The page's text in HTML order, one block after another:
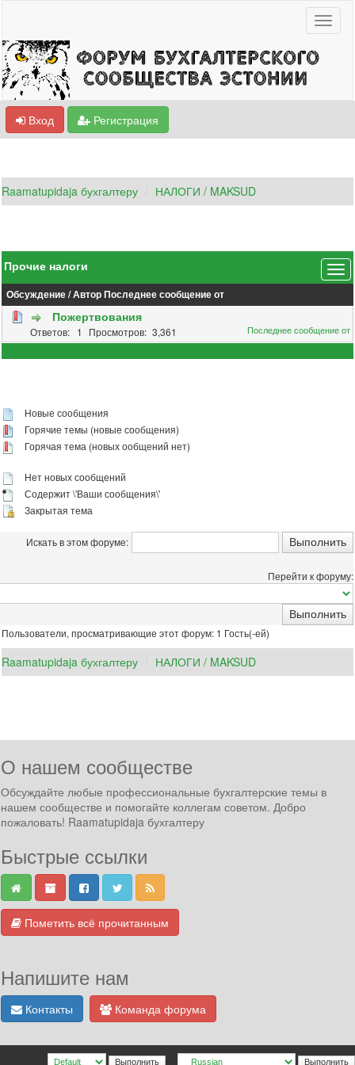
Вход Регистрация
Raamatupidaja бухгалтеру НАЛОГИ / MAKSUD
Прочие налоги
Обсуждение/АвторПоследнее сообщение от
Пожертвования
1 3,361
Новые сообщения
Горячие темы (новые сообщения)
Горячая тема (новых ообщений нет)
Нет новых сообщений
Содержит \'Ваши сообщения\'
Закрытая тема
Искать в этом форуме:
Перейти к форуму:
Пользователи, просматривающие этот форум: 1 Гость(-ей)
Raamatupidaja бухгалтеру НАЛОГИ / MAKSUD
О нашем сообществе
Обсуждайте любые профессиональные бухгалтерские темы в
нашем сообществе и помогайте коллегам советом. Добро
пожаловать! Raamatupidaja бухгалтеру
Быстрые ссылки
Пометить всё прочитанным
Напишите нам
Контакты Команда форума